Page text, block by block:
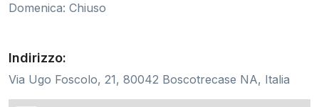
Domenica: Chiuso
Indirizzo:
Via Ugo Foscolo, 21, 80042 Boscotrecase NA, Italia